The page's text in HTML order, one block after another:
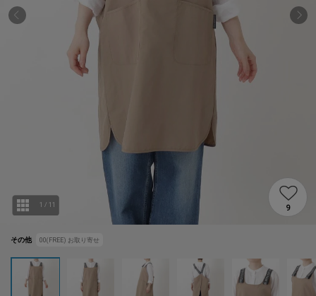
Mail Magazine
その他 00(FREE) お取り寄せ
1 / 11 9